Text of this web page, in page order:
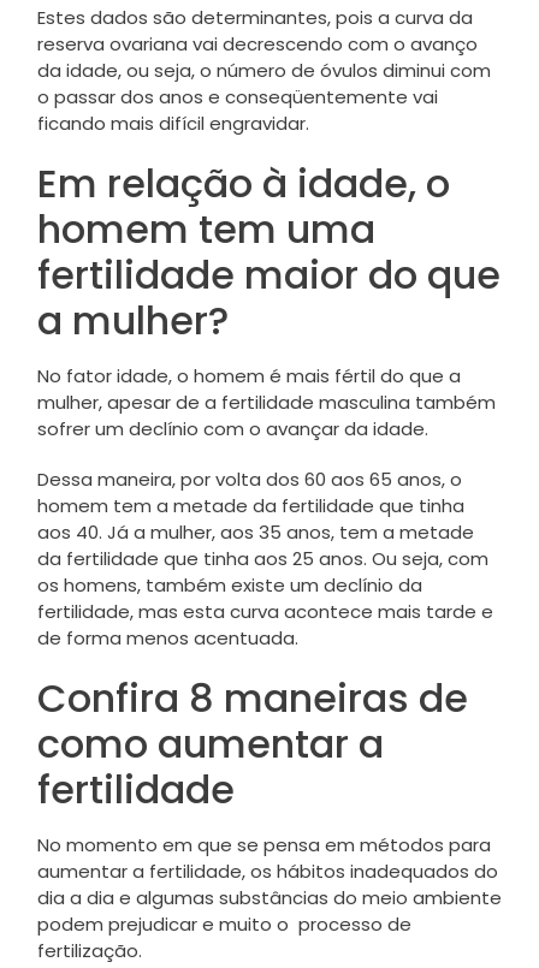
Estes dados são determinantes, pois a curva da
reserva ovariana vai decrescendo com o avanço
da idade, ou seja, o número de óvulos diminui com
o passar dos anos e conseqüentemente vai
ficando mais difícil engravidar.
Em relação à idade, o
homem tem uma
fertilidade maior do que
a mulher?
No fator idade, o homem é mais fértil do que a
mulher, apesar de a fertilidade masculina também
sofrer um declínio com o avançar da idade.
Dessa maneira, por volta dos 60 aos 65 anos, o
homem tem a metade da fertilidade que tinha
aos 40. Já a mulher, aos 35 anos, tem a metade
da fertilidade que tinha aos 25 anos. Ou seja, com
os homens, também existe um declínio da
fertilidade, mas esta curva acontece mais tarde e
de forma menos acentuada.
Confira 8 maneiras de
como aumentar a
fertilidade
No momento em que se pensa em métodos para
aumentar a fertilidade, os hábitos inadequados do
dia a dia e algumas substâncias do meio ambiente
podem prejudicar e muito o processo de
fertilização.